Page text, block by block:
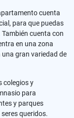
cuenta
para que puedas
cuenta con
en una zona
gran variedad de
colegios y
para
y parques
queridos.